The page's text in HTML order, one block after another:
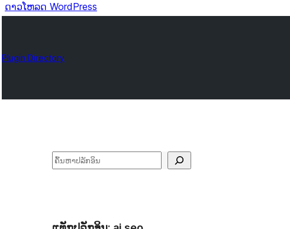
ດາວໂຫລດ WordPress
Plugin Directory
ຄົ້ນຫາ